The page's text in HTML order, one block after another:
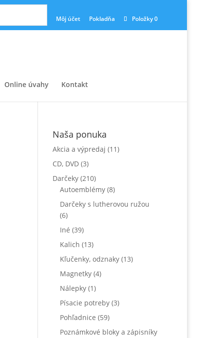
Môj účet
Pokladňa Položky 0
Online úvahy Kontakt
Naša ponuka
Akcia a výpredaj (11)
CD, DVD (3)
Darčeky (210)
Autoemblémy (8)
Darčeky s lutherovou ružou
(6)
Iné (39)
Kalich (13)
Kľučenky, odznaky (13)
Magnetky (4)
Nálepky (1)
Písacie potreby (3)
Pohľadnice (59)
Poznámkové bloky a zápisníky